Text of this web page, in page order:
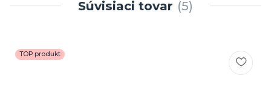
Súvisiaci tovar 5
TOP produkt